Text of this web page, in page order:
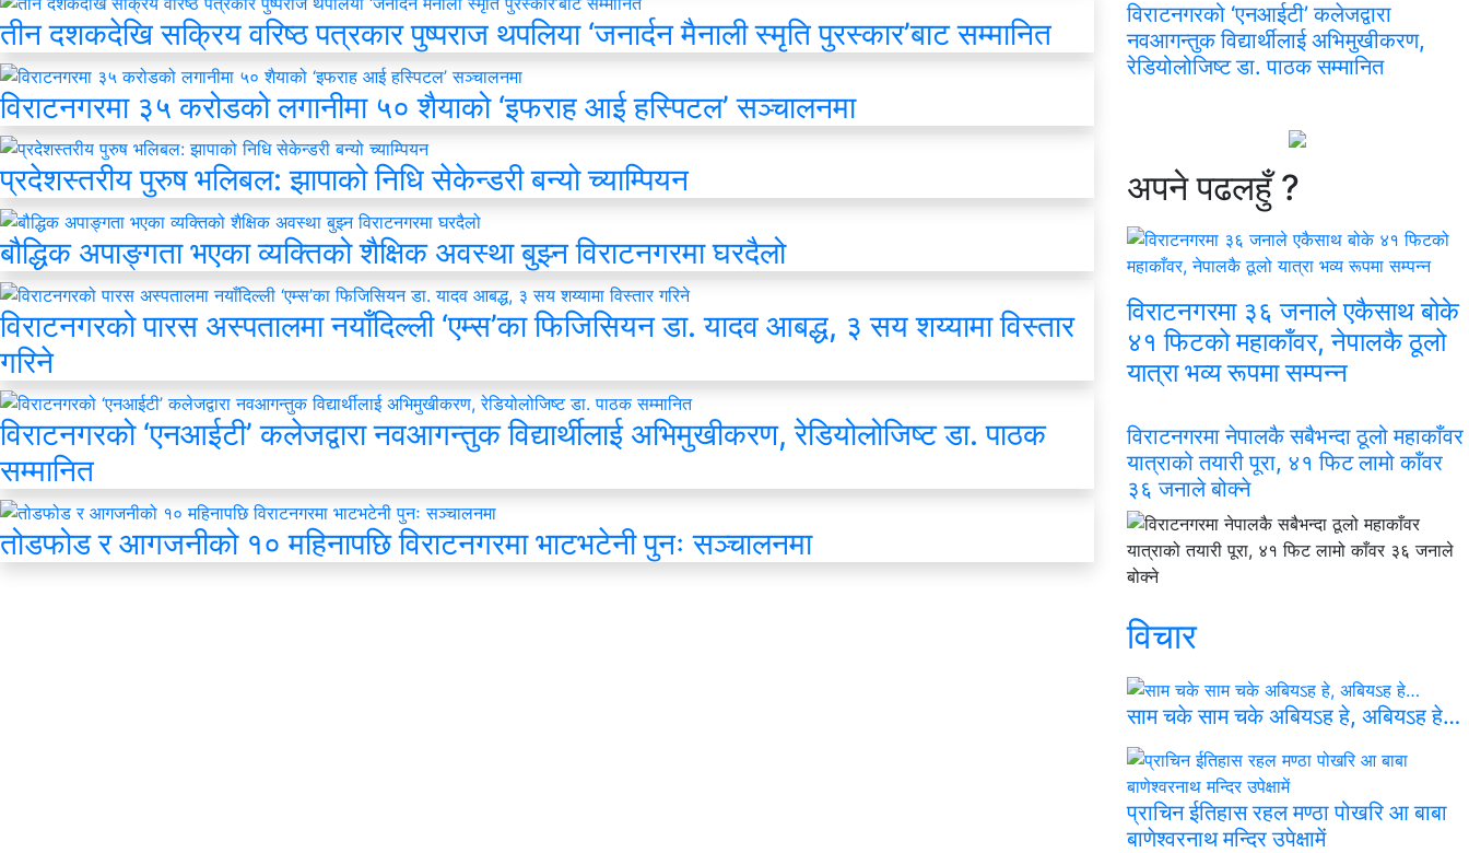
तीन दशकदेखि सक्रिय वरिष्ठ पत्रकार पुष्पराज थपलिया ‘जनार्दन मैनाली स्मृति पुरस्कार’बाट सम्मानित
विराटनगरमा ३५ करोडको लगानीमा ५० शैयाको ‘इफराह आई हस्पिटल’ सञ्चालनमा
प्रदेशस्तरीय पुरुष भलिबल: झापाको निधि सेकेन्डरी बन्यो च्याम्पियन
बौद्धिक अपाङ्गता भएका व्यक्तिको शैक्षिक अवस्था बुझ्न विराटनगरमा घरदैलो
विराटनगरको पारस अस्पतालमा नयाँदिल्ली ‘एम्स’का फिजिसियन डा. यादव आबद्ध, ३ सय शय्यामा विस्तार
गरिने
विराटनगरको ‘एनआईटी’ कलेजद्वारा नवआगन्तुक विद्यार्थीलाई अभिमुखीकरण, रेडियोलोजिष्ट डा. पाठक
सम्मानित
तोडफोड र आगजनीको १० महिनापछि विराटनगरमा भाटभटेनी पुनः सञ्चालनमा
विराटनगरको ‘एनआईटी’ कलेजद्वारा
नवआगन्तुक विद्यार्थीलाई अभिमुखीकरण,
रेडियोलोजिष्ट डा. पाठक सम्मानित
अपनेपढलहुँ ?
विराटनगरमा ३६ जनाले एकैसाथ बोके
४१ फिटको महाकाँवर, नेपालकै ठूलो
यात्रा भव्य रूपमा सम्पन्न
विराटनगरमा नेपालकै सबैभन्दा ठूलो महाकाँवर
यात्राको तयारी पूरा, ४१ फिट लामो काँवर
३६ जनाले बोक्ने
विचार
साम चके साम चके अबियऽह हे, अबियऽह हे…
प्राचिन ईतिहास रहल मण्ठा पोखरि आ बाबा
बाणेश्वरनाथ मन्दिर उपेक्षामें